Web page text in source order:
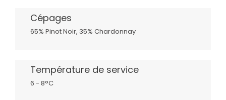
Cépages
65% Pinot Noir, 35% Chardonnay
Température de service
6 - 8°C